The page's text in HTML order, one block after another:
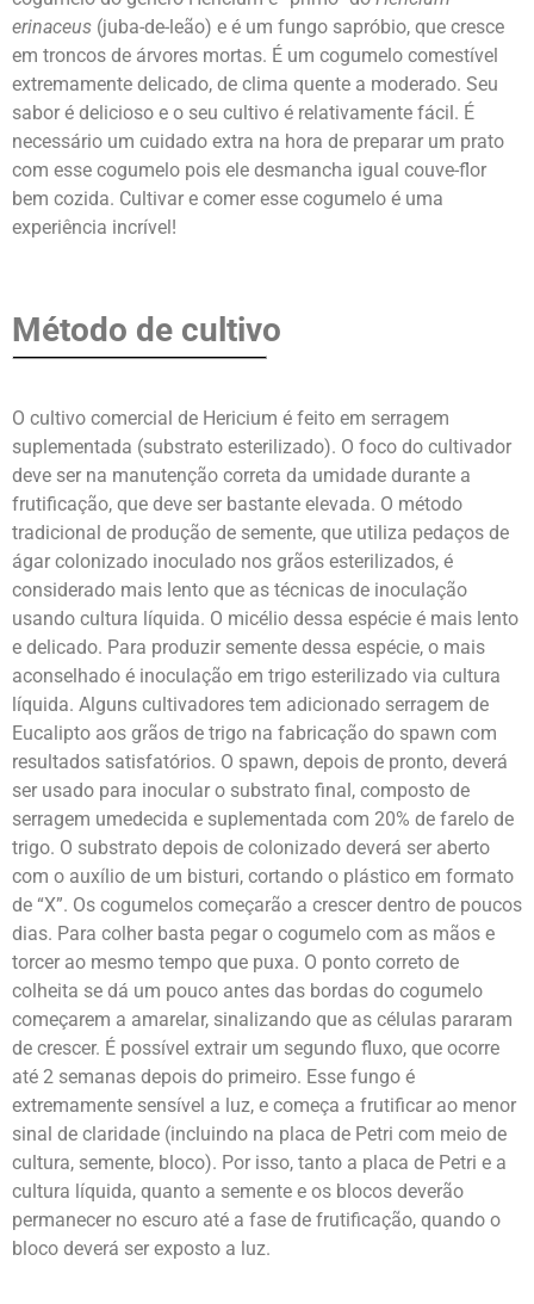
erinaceus (juba-de-leão) e é um fungo sapróbio, que cresce
em troncos de árvores mortas. É um cogumelo comestível
extremamente delicado, de clima quente a moderado. Seu
sabor é delicioso e o seu cultivo é relativamente fácil. É
necessário um cuidado extra na hora de preparar um prato
com esse cogumelo pois ele desmancha igual couve-flor
bem cozida. Cultivar e comer esse cogumelo é uma
experiência incrível!
Método de cultivo
O cultivo comercial de Hericium é feito em serragem
suplementada (substrato esterilizado). O foco do cultivador
deve ser na manutenção correta da umidade durante a
frutificação, que deve ser bastante elevada. O método
tradicional de produção de semente, que utiliza pedaços de
ágar colonizado inoculado nos grãos esterilizados, é
considerado mais lento que as técnicas de inoculação
usando cultura líquida. O micélio dessa espécie é mais lento
e delicado. Para produzir semente dessa espécie, o mais
aconselhado é inoculação em trigo esterilizado via cultura
líquida. Alguns cultivadores tem adicionado serragem de
Eucalipto aos grãos de trigo na fabricação do spawn com
resultados satisfatórios. O spawn, depois de pronto, deverá
ser usado para inocular o substrato final, composto de
serragem umedecida e suplementada com 20% de farelo de
trigo. O substrato depois de colonizado deverá ser aberto
com o auxílio de um bisturi, cortando o plástico em formato
de “X”. Os cogumelos começarão a crescer dentro de poucos
dias. Para colher basta pegar o cogumelo com as mãos e
torcer ao mesmo tempo que puxa. O ponto correto de
colheita se dá um pouco antes das bordas do cogumelo
começarem a amarelar, sinalizando que as células pararam
de crescer. É possível extrair um segundo fluxo, que ocorre
até 2 semanas depois do primeiro. Esse fungo é
extremamente sensível a luz, e começa a frutificar ao menor
sinal de claridade (incluindo na placa de Petri com meio de
cultura, semente, bloco). Por isso, tanto a placa de Petri e a
cultura líquida, quanto a semente e os blocos deverão
permanecer no escuro até a fase de frutificação, quando o
bloco deverá ser exposto a luz.